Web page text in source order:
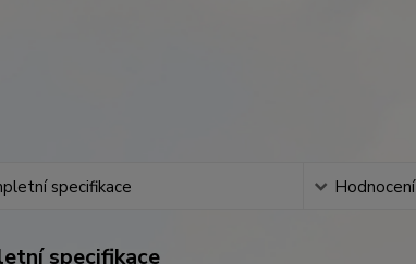
specifikace Hodnocení
specifikace